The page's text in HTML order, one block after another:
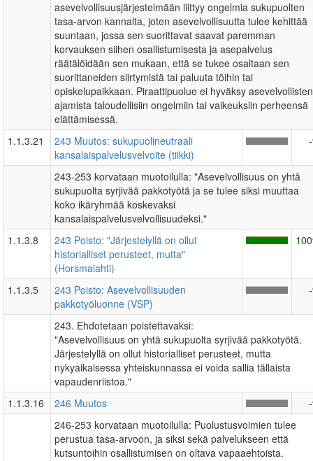
asevelvollisuusjärjestelmään liittyy ongelmia sukupuolten
tasa-arvon kannalta, joten asevelvollisuutta tulee kehittää
suuntaan, jossa sen suorittavat saavat paremman
korvauksen siihen osallistumisesta ja asepalvelus
räätälöidään sen mukaan, että se tukee osaltaan sen
suorittaneiden siirtymistä tai paluuta töihin tai
opiskelupaikkaan. Piraattipuolue ei hyväksy asevelvollisten
ajamista taloudellisiin ongelmiin tai vaikeuksiin perheensä
elättämisessä.
1.1.3.21
243 Muutos: sukupuolineutraali
kansalaispalvelusvelvoite (tiikki)
243-253 korvataan muotoilulla: "Asevelvollisuus on yhtä
sukupuolta syrjivää pakkotyötä ja se tulee siksi muuttaa
koko ikäryhmää koskevaksi
kansalaispalvelusvelvollisuudeksi."
1.1.3.8
243 Poisto: "Järjestelyllä on ollut
historialliset perusteet, mutta"
(Horsmalahti)
1.1.3.5
243 Poisto: Asevelvollisuuden
pakkotyöluonne (VSP)
243. Ehdotetaan poistettavaksi:
"Asevelvollisuus on yhtä sukupuolta syrjivää pakkotyötä.
Järjestelyllä on ollut historialliset perusteet, mutta
nykyaikaisessa yhteiskunnassa ei voida sallia tällaista
vapaudenriistoa."
1.1.3.16
246 Muutos
246-253 korvataan muotoilulla: Puolustusvoimien tulee
perustua tasa-arvoon, ja siksi sekä palvelukseen että
kutsuntoihin osallistumisen on oltava vapaaehtoista.